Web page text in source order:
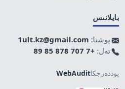
بايلانىس
پوشتا: 1ult.kz@gmail.com
تەل: +7 707 878 85 89
پوددەرجكاWebAudit